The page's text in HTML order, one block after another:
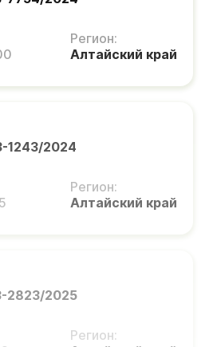
Регион:
Алтайский край
1243/2024
Регион:
Алтайский край
2823/2025
Регион: